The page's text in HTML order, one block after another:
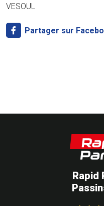
VESOUL
Partager sur
Rapid